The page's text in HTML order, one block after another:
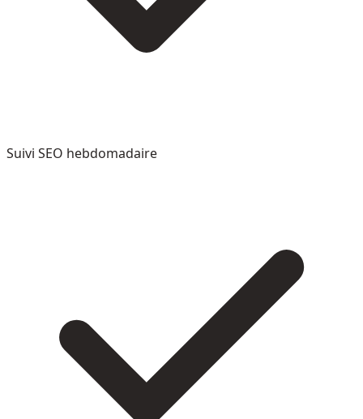
Suivi SEO hebdomadaire